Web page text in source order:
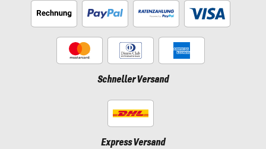
Schneller Versand
Express Versand